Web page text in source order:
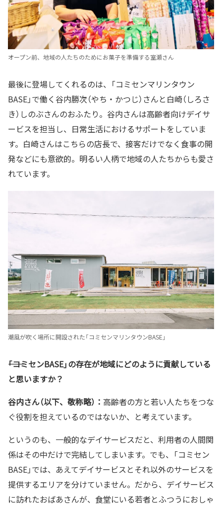
オープン前、地域の人たちのためにお菓子を準備する室瀬さん
最後に登場してくれるのは、「コミセンマリンタウン
BASE」で働く谷内勝次（やち・かつじ）さんと白崎（しろさ
き）しのぶさんのおふたり。谷内さんは高齢者向けデイサ
ービスを担当し、日常生活におけるサポートをしていま
す。白崎さんはこちらの店長で、接客だけでなく食事の開
発などにも意欲的。明るい人柄で地域の人たちからも愛さ
れています。
潮風が吹く場所に開設された「コミセンマリンタウンBASE」
――「コミセンBASE」の存在が地域にどのように貢献している
と思いますか？
谷内さん（以下、敬称略）： 高齢者の方と若い人たちをつな
ぐ役割を担えているのではないか、と考えています。
というのも、一般的なデイサービスだと、利用者の人間関
係はその中だけで完結してしまいます。でも、「コミセン
BASE」では、あえてデイサービスとそれ以外のサービスを
提供するエリアを分けていません。だから、デイサービス
に訪れたおばあさんが、食堂にいる若者とふつうにおしゃ